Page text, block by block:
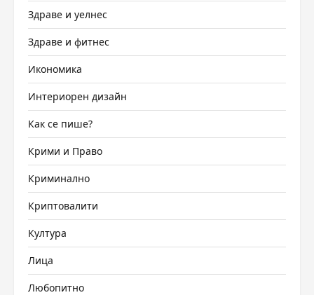
Здраве и уелнес
Здраве и фитнес
Икономика
Интериорен дизайн
Как се пише?
Крими и Право
Криминално
Криптовалити
Култура
Лица
Любопитно